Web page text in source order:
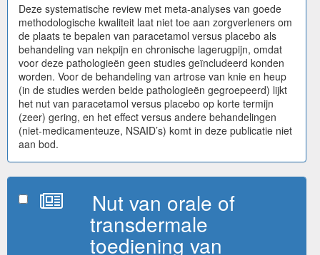
Deze systematische review met meta-analyses van goede
methodologische kwaliteit laat niet toe aan zorgverleners om
de plaats te bepalen van paracetamol versus placebo als
behandeling van nekpijn en chronische lagerugpijn, omdat
voor deze pathologieën geen studies geïncludeerd konden
worden. Voor de behandeling van artrose van knie en heup
(in de studies werden beide pathologieën gegroepeerd) lijkt
het nut van paracetamol versus placebo op korte termijn
(zeer) gering, en het effect versus andere behandelingen
(niet-medicamenteuze, NSAID’s) komt in deze publicatie niet
aan bod.
Nut van orale of
transdermale
toediening van